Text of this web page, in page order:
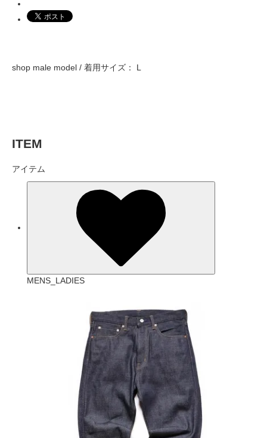
shop male model / 着用サイズ： L
ITEM
アイテム
MENS_LADIES